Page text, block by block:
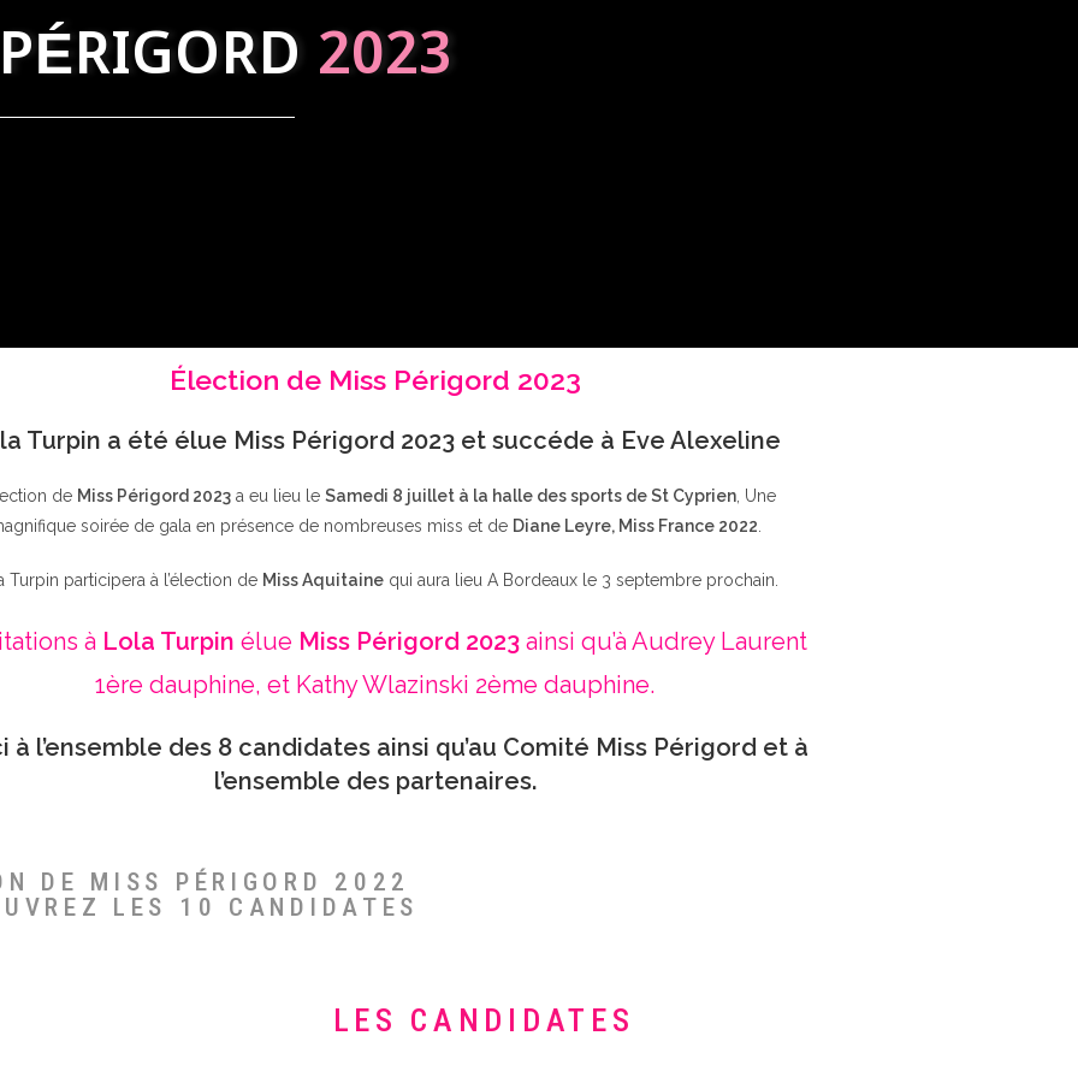
2023
Élection de Miss Périgord 2023
Turpin a été élue Miss Périgord 2023 et succéde à Eve Alexeline
de Miss Périgord 2023a eu lieu le Samedi 8 juillet à la halle des sports de St Cyprien, Une
soirée de gala en présence de nombreuses miss et de Diane Leyre, Miss France 2022
Turpin participera à l’élection de Miss Aquitaine qui aura lieu A Bordeaux le 3 septembre prochain.
à Lola Turpin élue Miss Périgord 2023ainsi qu’à Audrey Laurent
1ère dauphine, et Kathy Wlazinski 2ème dauphine.
à l’ensemble des 8 candidates ainsi qu’au Comité Miss Périgord et à
l’ensemble des partenaires.
DE MISS PÉRIGORD 2022
LES 10 CANDIDATES
LES CANDIDATES